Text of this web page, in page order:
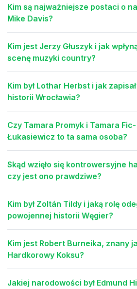
Kim są najważniejsze postaci o
Mike Davis?
Kim jest Jerzy Głuszyk i jak
scenę muzyki country?
Kim był Lothar Herbst i jak
historii Wrocławia?
Czy Tamara Promyk i Tamara Fic-
Łukasiewicz to ta sama osoba?
Skąd wzięło się kontrowersyjne
czy jest ono prawdziwe?
Kim był Zoltán Tildy i jaką rolę
powojennej historii Węgier?
Kim jest Robert Burneika, znany
Hardkorowy Koksu?
Jakiej narodowości był Edmund